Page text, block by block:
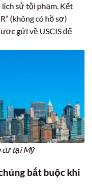
lịch sử tội phạm. Kết
(không có hồ sơ)
gửi về USCIS để
cư tại Mỹ
bắt buộc khi